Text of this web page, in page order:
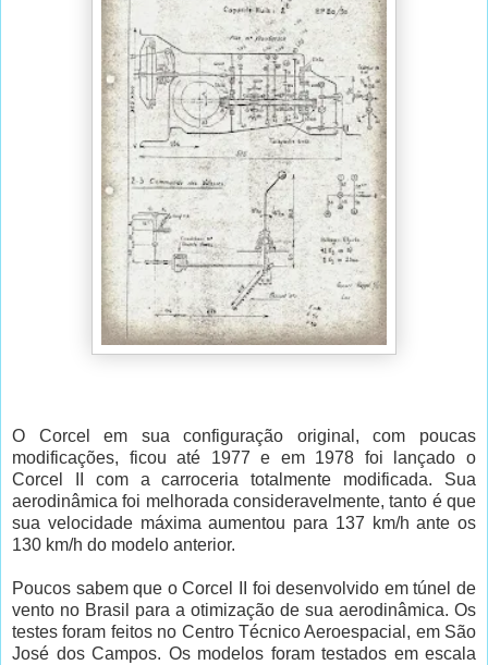
O Corcel em sua configuração original, com poucas
modificações, ficou até 1977 e em 1978 foi lançado o
Corcel II com a carroceria totalmente modificada. Sua
aerodinâmica foi melhorada consideravelmente, tanto é que
sua velocidade máxima aumentou para 137 km/h ante os
130 km/h do modelo anterior.
Poucos sabem que o Corcel II foi desenvolvido em túnel de
vento no Brasil para a otimização de sua aerodinâmica. Os
testes foram feitos no Centro Técnico Aeroespacial, em São
José dos Campos. Os modelos foram testados em escala